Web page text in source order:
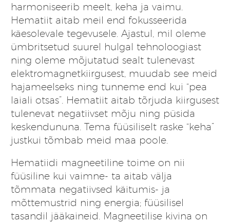
harmoniseerib meelt, keha ja vaimu.
Hematiit aitab meil end fokusseerida
käesolevale tegevusele. Ajastul, mil oleme
ümbritsetud suurel hulgal tehnoloogiast
ning oleme mõjutatud sealt tulenevast
elektromagnetkiirgusest, muudab see meid
hajameelseks ning tunneme end kui “pea
laiali otsas”. Hematiit aitab tõrjuda kiirgusest
tulenevat negatiivset mõju ning püsida
keskendununa. Tema füüsiliselt raske “keha”
justkui tõmbab meid maa poole.
Hematiidi magneetiline toime on nii
füüsiline kui vaimne- ta aitab välja
tõmmata negatiivsed käitumis- ja
mõttemustrid ning energia; füüsilisel
tasandil jääkaineid. Magneetilise kivina on